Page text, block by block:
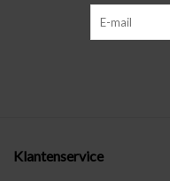
Klantenservice